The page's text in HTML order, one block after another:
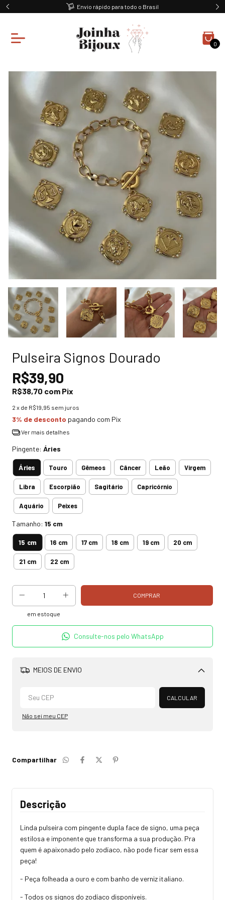
Envio rápido para todo o Brasil
0
Pulseira Signos Dourado
R$39,90
R$38,70 com Pix
2 x de R$19,95 sem juros
3% de desconto pagando com Pix
Ver mais detalhes
Pingente: Áries
Áries Touro Gêmeos Câncer Leão Virgem
Libra Escorpião Sagitário Capricórnio
Aquário Peixes
Tamanho: 15 cm
15 cm 16 cm 17 cm 18 cm 19 cm 20 cm
21 cm 22 cm
em estoque
Consulte-nos pelo WhatsApp
MEIOS DE ENVIO
Alterar CEP
CALCULAR
Não sei meu CEP
Compartilhar
Descrição
Linda pulseira com pingente dupla face de signo, uma peça
estilosa e imponente que transforma a sua produção. Pra
quem é apaixonado pelo zodíaco, não pode ficar sem essa
peça!
- Peça folheada a ouro e com banho de verniz italiano.
- Todos os signos do zodíaco disponíveis.